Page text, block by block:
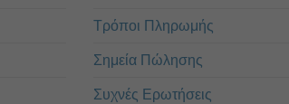
Τρόποι Πληρωμής
Σημεία Πώλησης
Συχνές Ερωτήσεις